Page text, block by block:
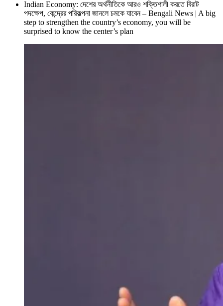
Indian Economy: দেশের অর্থনীতিকে আরও শক্তিশালী করতে বিরাট
পদক্ষেপ, কেন্দ্রের পরিকল্পনা জানলে চমকে যাবেন – Bengali News | A big
step to strengthen the country’s economy, you will be
surprised to know the center’s plan